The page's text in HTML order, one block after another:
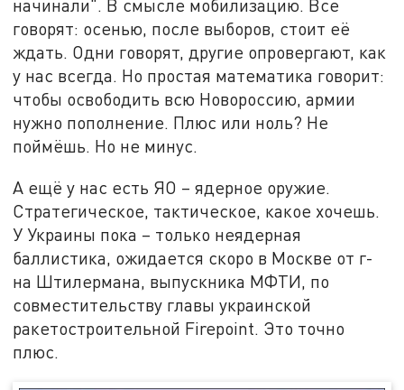
начинали". В смысле мобилизацию. Все
говорят: осенью, после выборов, стоит её
ждать. Одни говорят, другие опровергают, как
у нас всегда. Но простая математика говорит:
чтобы освободить всю Новороссию, армии
нужно пополнение. Плюс или ноль? Не
поймёшь. Но не минус.
А ещё у нас есть ЯО – ядерное оружие.
Стратегическое, тактическое, какое хочешь.
У Украины пока – только неядерная
баллистика, ожидается скоро в Москве от г-
на Штилермана, выпускника МФТИ, по
совместительству главы украинской
ракетостроительной Firepoint. Это точно
плюс.